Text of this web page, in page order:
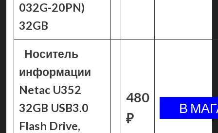
032G-20PN)
32GB
Носитель
информации
Netac U352
32GB USB3.0
Flash Drive,
480
₽